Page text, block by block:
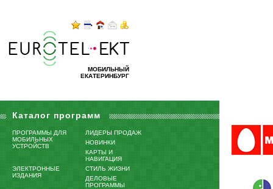
МОБИЛЬНЫЙ
ЕКАТЕРИНБУРГ
Каталог программ
ПРОГРАММЫ ДЛЯ
МОБИЛЬНЫХ
УСТРОЙСТВ
ЛИДЕРЫ ПРОДАЖ
НОВИНКИ
КАРТЫ И
НАВИГАЦИЯ
ЭЛЕКТРОННЫЕ
ИЗДАНИЯ
СТИЛЬ ЖИЗНИ
ДЕЛОВЫЕ
ПРОГРАММЫ